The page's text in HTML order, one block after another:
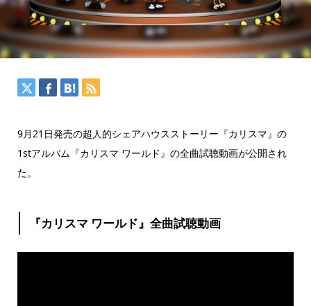
9月21日発売の超人的シェアハウスストーリー『カリスマ』の
1stアルバム『カリスマ ワールド』の全曲試聴動画が公開され
た。
『カリスマ ワールド』全曲試聴動画